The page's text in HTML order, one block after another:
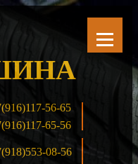
56-65
65-56
08-56